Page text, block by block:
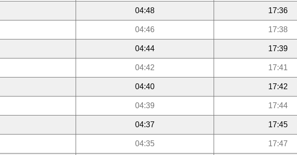
04:48 17:36
04:46 17:38
04:44 17:39
04:42 17:41
04:40 17:42
04:39 17:44
04:37 17:45
04:35 17:47